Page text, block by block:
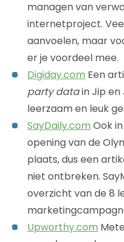
managen van
internetproject.
aanvoelen, maar
er je voordeel mee.
Digiday.com Een
party datain Jip en
leerzaam en leuk
SayDaily.com Ook
opening van de
plaats, dus een
niet ontbreken.
overzicht van de 8
Upworthy.com